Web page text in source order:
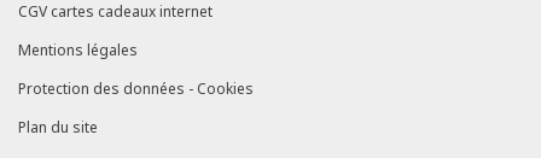
CGV cartes cadeaux internet
Mentions légales
Protection des données - Cookies
Plan du site